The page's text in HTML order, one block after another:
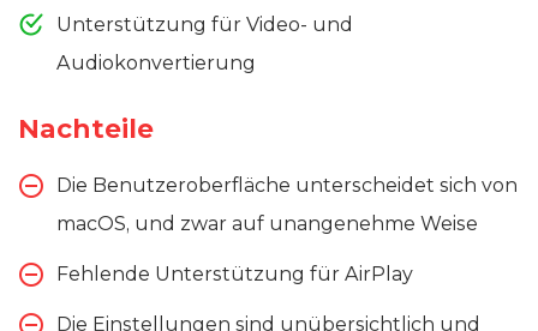
Unterstützung für Video- und
Audiokonvertierung
Nachteile
Die Benutzeroberfläche unterscheidet sich von
macOS, und zwar auf unangenehme Weise
Fehlende Unterstützung für AirPlay
Die Einstellungen sind unübersichtlich und